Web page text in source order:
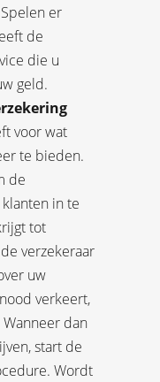
er
de
die u
geld.
voor wat
te bieden.
de
in te
tot
verzekeraar
uw
verkeert,
dan
start de
Wordt